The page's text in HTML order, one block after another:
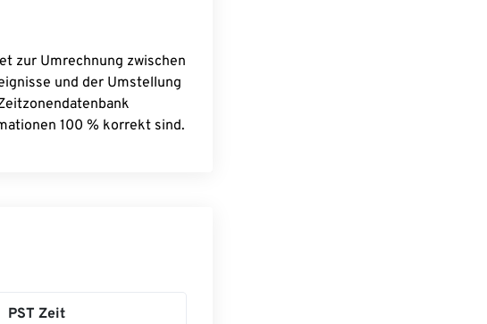
zur Umrechnung zwischen
und der Umstellung
100 % korrekt sind.
PST Zeit